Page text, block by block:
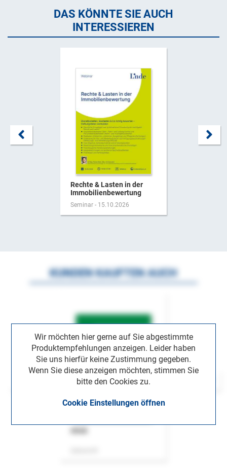
DAS KÖNNTE SIE AUCH
INTERESSIEREN
Rechte & Lasten in der
Immobilienbewertung
Seminar - 15.10.2026
Wir möchten hier gerne auf Sie abgestimmte
Produktempfehlungen anzeigen. Leider haben
Sie uns hierfür keine Zustimmung gegeben.
Wenn Sie diese anzeigen möchten, stimmen Sie
bitte den Cookies zu.
Cookie Einstellungen öffnen
KUNDEN KAUFTEN AUCH